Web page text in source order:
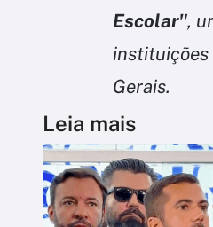
Escolar",
instituições
Gerais.
Leia mais